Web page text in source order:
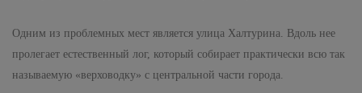
Одним из проблемных мест является улица Халтурина. Вдоль нее
пролегает естественный лог, который собирает практически всю так
называемую «верховодку» с центральной части города.